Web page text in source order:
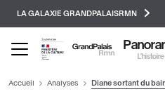
LA GALAXIE GRANDPALAISRMN
Accueil Analyses Diane sortant du